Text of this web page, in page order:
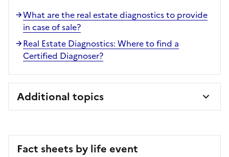
What are the real estate diagnostics to provide
in case of sale?
Real Estate Diagnostics: Where to find a
Certified Diagnoser?
Additional topics
Fact sheets by life event